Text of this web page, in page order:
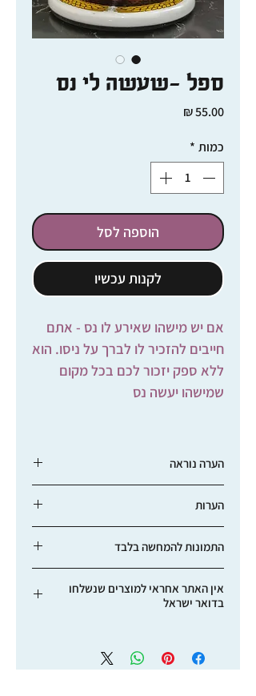
ספל -שעשה לי נס
כמות *
הוספה לסל
לקנות עכשיו
אם יש מישהו שאירע לו נס - אתם
חייבים להזכיר לו לברך על ניסו. הוא
ללא ספק יזכור לכם בכל מקום
שמישהו יעשה נס
הערה נוראה
מומלץ מאוד לבחור במשלוח בדואר
שליחים, לדואר הלאומי יש נטיה לשבר את
הספלים וכל הסומך על דואר ישראל שם
נוכל להחליף ספלים שנשלחו בדואר רגיל.
הערות
התמונות להמחשה בלבד
אין האתר אחראי למוצרים שנשלחו
בדואר ישראל
באמצעות דואר ישראל סובלים מעיכובים
רבים יחסית ואפילו מאבדן. לכן אנו